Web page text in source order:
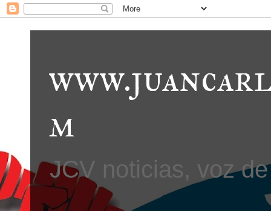
m
JCV noticias, voz